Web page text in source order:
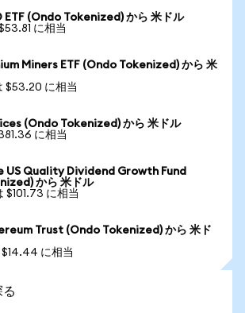
ETF (Ondo Tokenized) から 米ドル
に相当
Miners ETF (Ondo Tokenized) から 米
$53.20 に相当
(Ondo Tokenized) から 米ドル
に相当
US Quality Dividend Growth Fund
から 米ドル
$101.73 に相当
Trust (Ondo Tokenized) から 米ド
$14.44 に相当